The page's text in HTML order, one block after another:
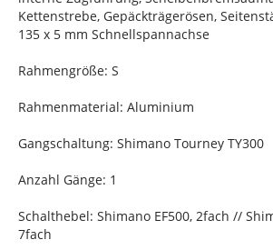
Kettenstrebe, Gepäckträgerösen,
135 x 5 mm Schnellspannachse
Rahmengröße: S
Rahmenmaterial: Aluminium
Gangschaltung: Shimano Tourney TY300
Anzahl Gänge: 1
Schalthebel: Shimano EF500, 2fach //
7fach